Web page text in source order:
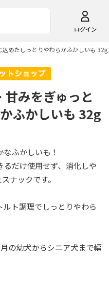
ログイン
めたしっとりやわらかふかしいも
みをぎゅっと
ふかしいも 32g
ふかしいも！
だけ使用せず、消化しや
ナックです。
ト調理でしっとりやわら
の幼犬からシニア犬まで幅